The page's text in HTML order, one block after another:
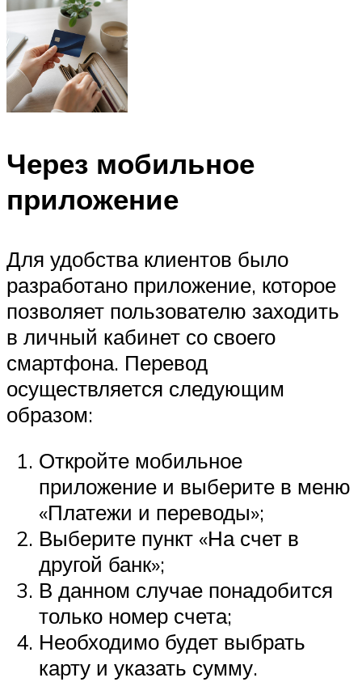
Через мобильное
приложение
Для удобства клиентов было
разработано приложение, которое
позволяет пользователю заходить
в личный кабинет со своего
смартфона. Перевод
осуществляется следующим
образом:
Откройте мобильное
приложение и выберите в меню
«Платежи и переводы»;
Выберите пункт «На счет в
другой банк»;
В данном случае понадобится
только номер счета;
Необходимо будет выбрать
карту и указать сумму.